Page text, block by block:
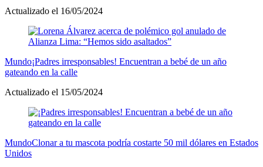
Actualizado el 16/05/2024
Mundo¡Padres irresponsables! Encuentran a bebé de un año
gateando en la calle
Actualizado el 15/05/2024
MundoClonar a tu mascota podría costarte 50 mil dólares en Estados
Unidos